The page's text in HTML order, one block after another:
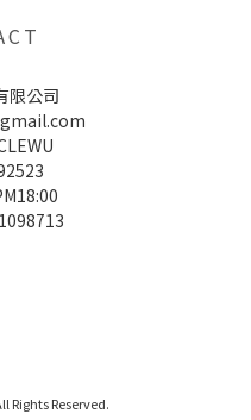
限公司
Rights Reserved.